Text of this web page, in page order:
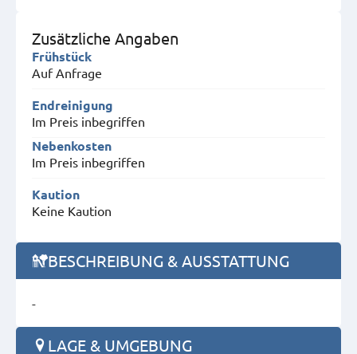
Zusätzliche Angaben
Frühstück
Auf Anfrage
Endreinigung
Im Preis inbegriffen
Nebenkosten
Im Preis inbegriffen
Kaution
Keine Kaution
BESCHREIBUNG & AUSSTATTUNG
-
LAGE & UMGEBUNG